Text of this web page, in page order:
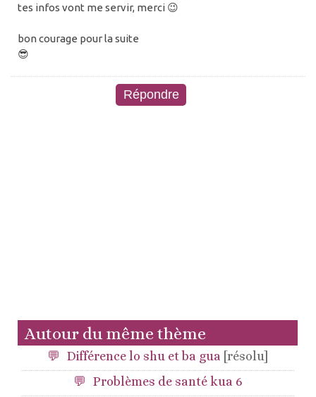
tes infos vont me servir, merci 😉
bon courage pour la suite
😎
Autour du même thème
Différence lo shu et ba gua [résolu]
Problèmes de santé kua 6